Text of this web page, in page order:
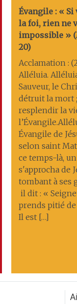
Évangile : « Si
la foi, rien ne
impossible »
20)
Acclamation :
Alléluia.
Sauveur, le
détruit la mort
resplendir la
Évangile de
selon saint
ce temps-là,
s'approcha de
tombant à ses
il dit : «
prends pitié
Il est […]